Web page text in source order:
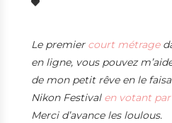
Le premier court métrage
en ligne, vous pouvez
de mon petit rêve en le
Nikon Festival en votant
Merci d’avance les loulous.